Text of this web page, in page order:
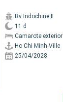
Rv Indochine II
11 d
Camarote exterior
Ho Chi Minh-Ville
25/04/2028